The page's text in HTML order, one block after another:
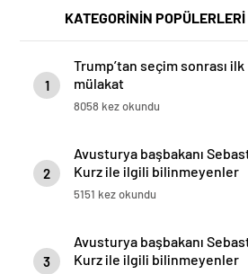
KATEGORİNİN POPÜLERLERİ
1
Trump’tan seçim sonrası ilk
mülakat
8058 kez okundu
2
Avusturya başbakanı
Kurz ile ilgili bilinmeyenler
5151 kez okundu
3
Avusturya başbakanı
Kurz ile ilgili bilinmeyenler